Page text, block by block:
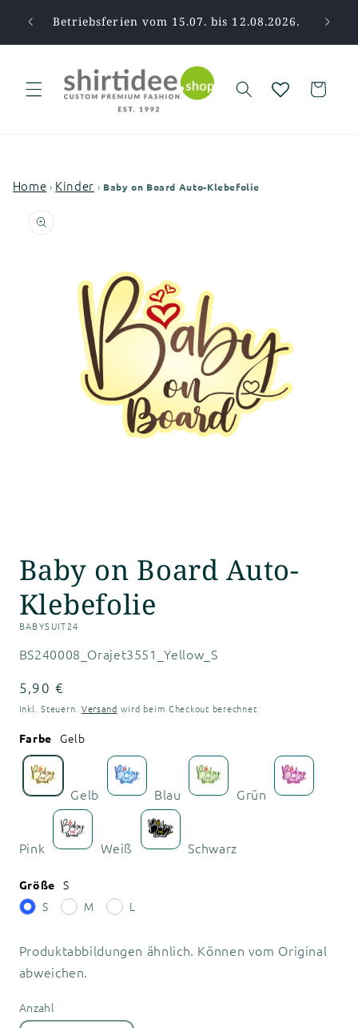
zum
Betriebsferien vom 15.07. bis 12.08.2026.
Warenkorb
Home › Kinder › Baby on Board Auto-Klebefolie
in
Modal
Baby on Board Auto-
Klebefolie
BABYSUIT24
SKU:
BS240008_Orajet3551_Yellow_S
Normaler
Preis
5,90 €
Inkl. Steuern. Versand wird beim Checkout berechnet
Farbe Gelb
Gelb Blau Grün
Pink Weiß Schwarz
Größe
S
S
M L
Produktabbildungen ähnlich. Können vom Original
abweichen.
Anzahl
Anzahl